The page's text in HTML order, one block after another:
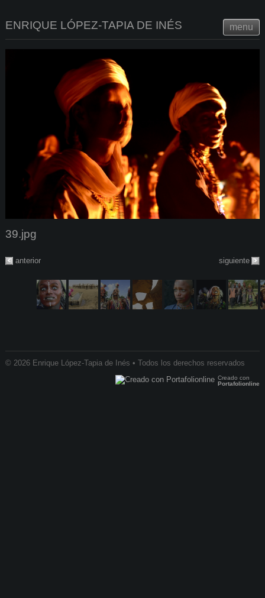
menu
ENRIQUE LÓPEZ-TAPIA DE INÉS
39.jpg
anterior siguiente
© 2026 Enrique López-Tapia de Inés • Todos los derechos reservados
Creado con
Portafolionline